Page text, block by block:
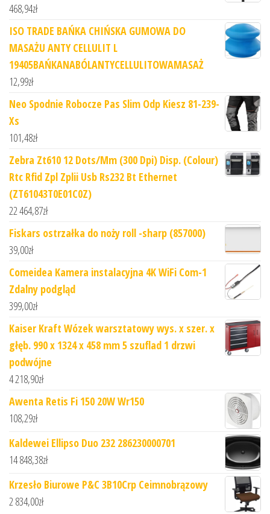
468,94zł
ISO TRADE BAŃKA CHIŃSKA GUMOWA DO
MASAŻU ANTY CELLULIT L
19405BAŃKANABÓLANTYCELLULITOWAMASAŻ
12,99zł
Neo Spodnie Robocze Pas Slim Odp Kiesz 81-239-
Xs
101,48zł
Zebra Zt610 12 Dots/Mm (300 Dpi) Disp. (Colour)
Rtc Rfid Zpl Zplii Usb Rs232 Bt Ethernet
(ZT61043T0E01C0Z)
22 464,87zł
Fiskars ostrzałka do noży roll -sharp (857000)
39,00zł
Comeidea Kamera instalacyjna 4K WiFi Com-1
Zdalny podgląd
399,00zł
Kaiser Kraft Wózek warsztatowy wys. x szer. x
głęb. 990 x 1324 x 458 mm 5 szuflad 1 drzwi
podwójne
4 218,90zł
Awenta Retis Fi 150 20W Wr150
108,29zł
Kaldewei Ellipso Duo 232 286230000701
14 848,38zł
Krzesło Biurowe P&C 3B10Crp Ceimnobrązowy
2 834,00zł